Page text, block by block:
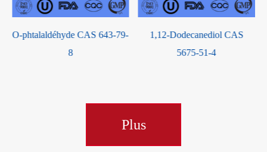
O-phtalaldéhyde CAS 643-79-
8
1,12-Dodecanediol CAS
5675-51-4
Plus